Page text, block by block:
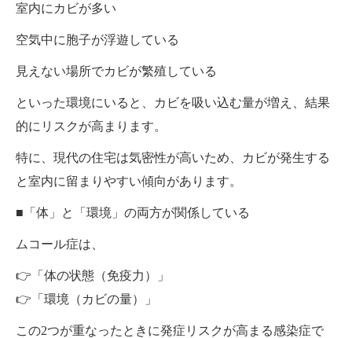
室内にカビが多い
空気中に胞子が浮遊している
見えない場所でカビが繁殖している
といった環境にいると、カビを吸い込む量が増え、結果
的にリスクが高まります。
特に、現代の住宅は気密性が高いため、カビが発生する
と室内に留まりやすい傾向があります。
■「体」と「環境」の両方が関係している
ムコール症は、
👉「体の状態（免疫力）」
👉「環境（カビの量）」
この2つが重なったときに発症リスクが高まる感染症で